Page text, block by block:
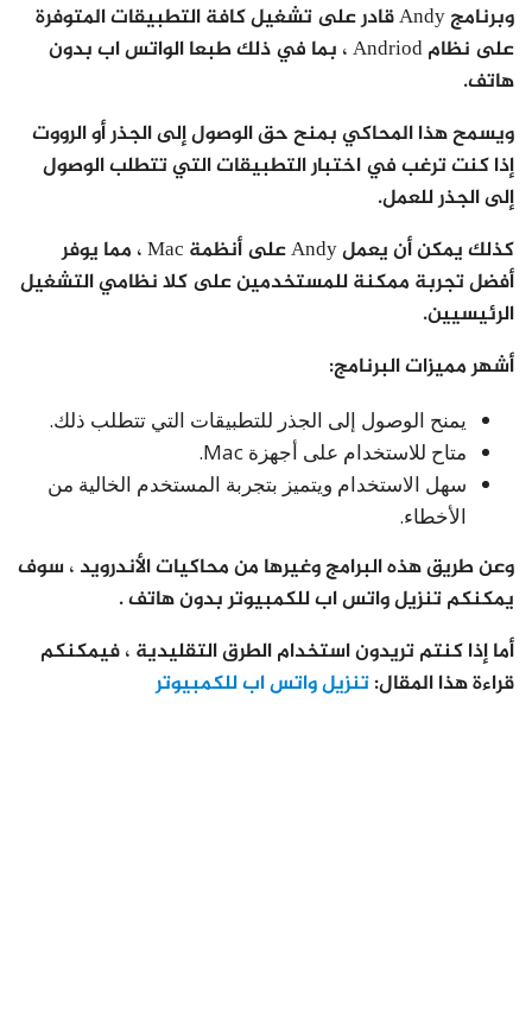
وبرنامج Andy قادر على تشغيل كافة التطبيقات المتوفرة
على نظام Andriod ، بما في ذلك طبعا الواتس اب بدون
هاتف.
ويسمح هذا المحاكي بمنح حق الوصول إلى الجذر أو الرووت
إذا كنت ترغب في اختبار التطبيقات التي تتطلب الوصول
إلى الجذر للعمل.
كذلك يمكن أن يعمل Andy على أنظمة Mac ، مما يوفر
أفضل تجربة ممكنة للمستخدمين على كلا نظامي التشغيل
الرئيسيين.
أشهر مميزات البرنامج:
يمنح الوصول إلى الجذر للتطبيقات التي تتطلب ذلك.
متاح للاستخدام على أجهزة Mac.
سهل الاستخدام ويتميز بتجربة المستخدم الخالية من
الأخطاء.
وعن طريق هذه البرامج وغيرها من محاكيات الأندرويد ، سوف
يمكنكم تنزيل واتس اب للكمبيوتر بدون هاتف .
أما إذا كنتم تريدون استخدام الطرق التقليدية ، فيمكنكم
قراءة هذا المقال:تنزيل واتس اب للكمبيوتر